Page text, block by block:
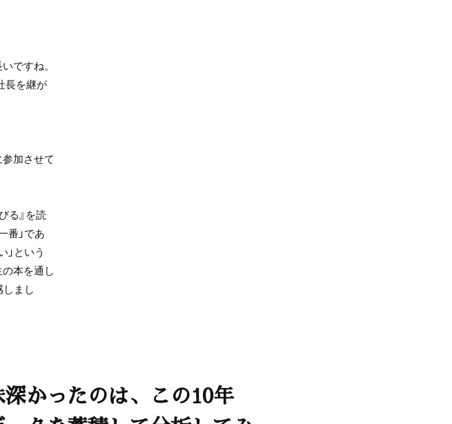
ですね。
長を継が
加させて
る』を読
番」であ
という
本を通し
しまし
かったのは、この10年